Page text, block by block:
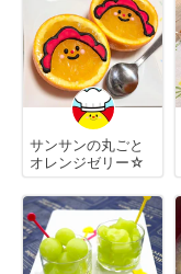
サンサンの丸ごと
オレンジゼリー☆